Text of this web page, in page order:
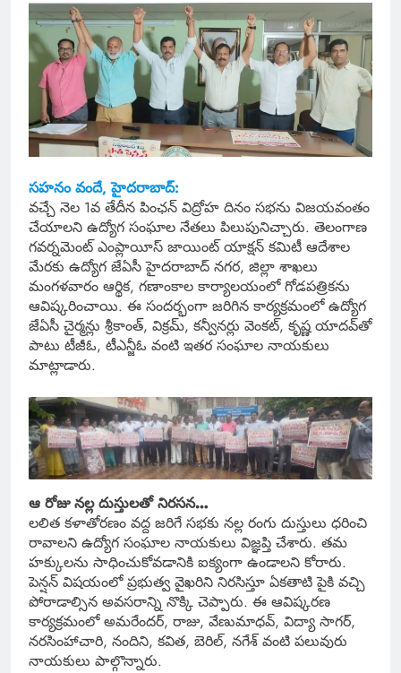
సహనం వందే,హైదరాబాద్:
వచ్చే నెల 1వ తేదీన పింఛన్ విద్రోహ దినం సభను విజయవంతం
చేయాలని ఉద్యోగ సంఘాల నేతలు పిలుపునిచ్చారు. తెలంగాణ
గవర్నమెంట్ ఎంప్లాయీస్ జాయింట్ యాక్షన్ కమిటీ ఆదేశాల
మేరకు ఉద్యోగ జేఏసీ హైదరాబాద్ నగర, జిల్లా శాఖలు
మంగళవారం ఆర్థిక, గణాంకాల కార్యాలయంలో గోడపత్రికను
ఆవిష్కరించాయి. ఈ సందర్భంగా జరిగిన కార్యక్రమంలో ఉద్యోగ
జేఏసీ చైర్మన్లు శ్రీకాంత్, విక్రమ్, కన్వీనర్లు వెంకట్, కృష్ణ యాదవ్‌తో
పాటు టీజీఓ, టీఎన్జీఓ వంటి ఇతర సంఘాల నాయకులు
మాట్లాడారు.
ఆ రోజు నల్ల దుస్తులతో నిరసన…
లలిత కళాతోరణం వద్ద జరిగే సభకు నల్ల రంగు దుస్తులు ధరించి
రావాలని ఉద్యోగ సంఘాల నాయకులు విజ్ఞప్తి చేశారు. తమ
హక్కులను సాధించుకోవడానికి ఐక్యంగా ఉండాలని కోరారు.
పెన్షన్ విషయంలో ప్రభుత్వ వైఖరిని నిరసిస్తూ ఏకతాటి పైకి వచ్చి
పోరాడాల్సిన అవసరాన్ని నొక్కి చెప్పారు. ఈ ఆవిష్కరణ
కార్యక్రమంలో అమరేందర్, రాజు, వేణుమాధవ్, విద్యా సాగర్,
నరసింహాచారి, నందిని, కవిత, బెరిల్, నగేశ్ వంటి పలువురు
నాయకులు పాల్గొన్నారు.